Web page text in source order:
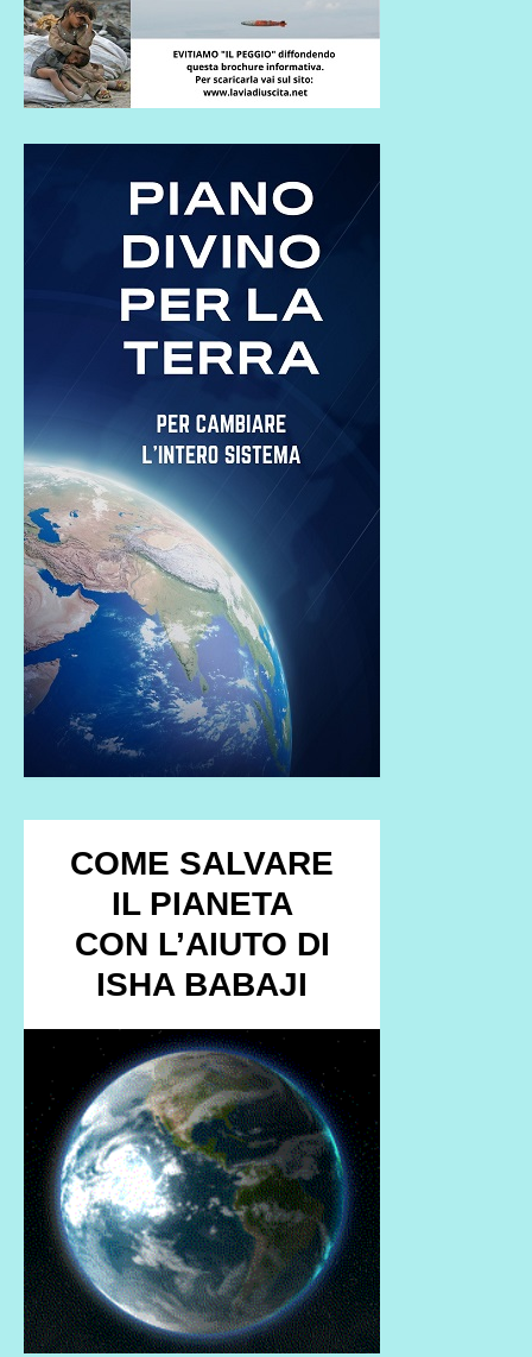
COME SALVARE
IL PIANETA
CON L’AIUTO DI
ISHA BABAJI